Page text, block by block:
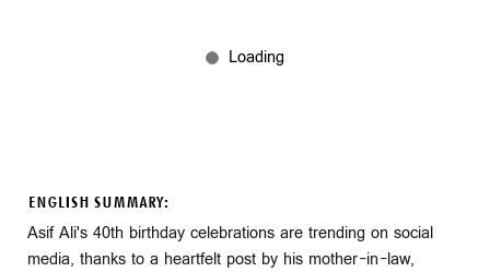
ENGLISH SUMMARY:
Asif Ali's 40th birthday celebrations are trending on social
media, thanks to a heartfelt post by his mother-in-law,